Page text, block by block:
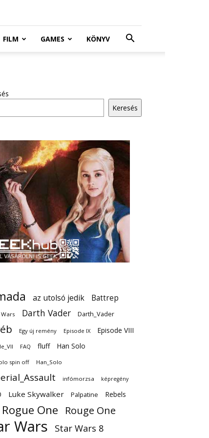
FILM GAMES KÖNYV
Keresés
az utolsó jedik Battrep
Darth Vader Darth_Vader
Egy új remény Episode IX Episode VIII
FAQ fluff Han Solo
spin off Han_Solo
infómorzsa képregény
Luke Skywalker Palpatine
Rebels
Rogue One Rouge One
Wars Star Wars 8